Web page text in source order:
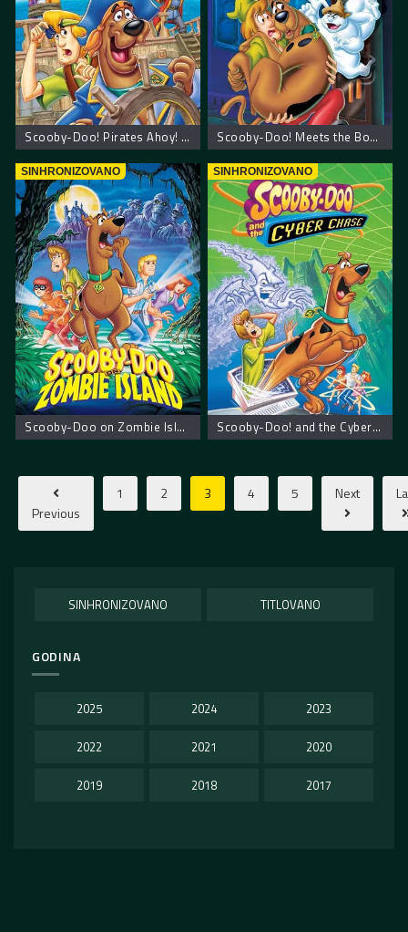
Scooby-Doo! Pirates Ahoy! – Scooby Doo! Piratska zabava Scooby-Doo! Meets the Boo Brothers – Scooby Doo upoznaje braću Boo
SINHRONIZOVANO
Scooby-Doo on Zombie Island – Scooby Doo na ostrvu zombija
SINHRONIZOVANO
Scooby-Doo! and the Cyber Chase – Scooby Doo! Kiberneticki lov
Previous
1 2 3 4 5 Next
SINHRONIZOVANO TITLOVANO
GODINA
2025 2024 2023
2022 2021 2020
2019 2018 2017